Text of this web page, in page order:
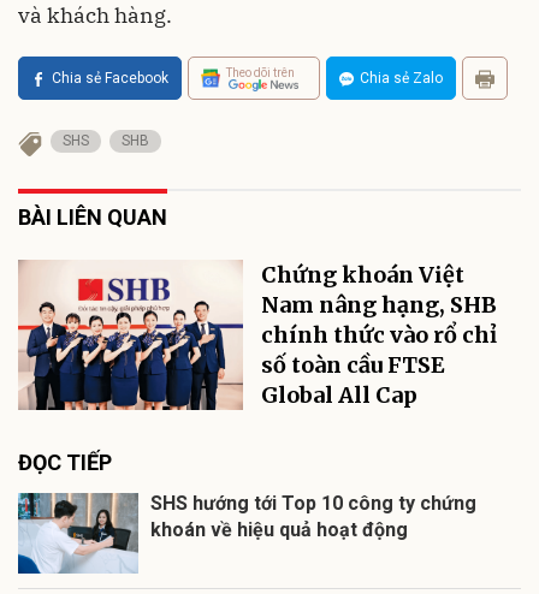
và khách hàng.
Chia sẻ Facebook Theo dõi trên Chia sẻ Zalo
SHS SHB
BÀI LIÊN QUAN
Chứng khoán Việt
Nam nâng hạng, SHB
chính thức vào rổ chỉ
số toàn cầu FTSE
Global All Cap
ĐỌC TIẾP
SHS hướng tới Top 10 công ty chứng
khoán về hiệu quả hoạt động